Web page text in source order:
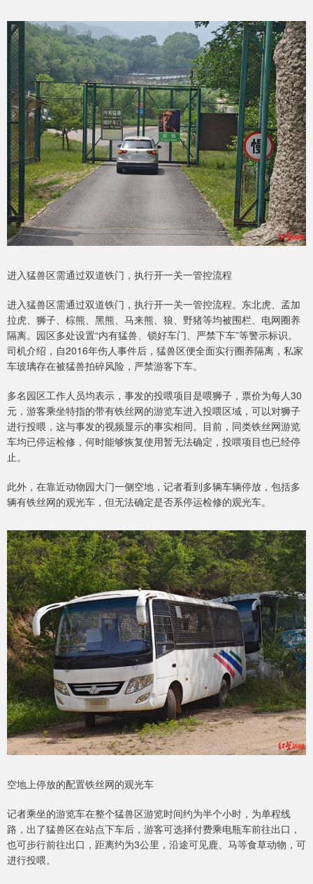
进入猛兽区需通过双道铁门，执行开一关一管控流程
进入猛兽区需通过双道铁门，执行开一关一管控流程。东北虎、孟加
拉虎、狮子、棕熊、黑熊、马来熊、狼、野猪等均被围栏、电网圈养
隔离。园区多处设置“内有猛兽、锁好车门、严禁下车”等警示标识。
司机介绍，自2016年伤人事件后，猛兽区便全面实行圈养隔离，私家
车玻璃存在被猛兽拍碎风险，严禁游客下车。
多名园区工作人员均表示，事发的投喂项目是喂狮子，票价为每人30
元，游客乘坐特指的带有铁丝网的游览车进入投喂区域，可以对狮子
进行投喂，这与事发的视频显示的事实相同。目前，同类铁丝网游览
车均已停运检修，何时能够恢复使用暂无法确定，投喂项目也已经停
止。
此外，在靠近动物园大门一侧空地，记者看到多辆车辆停放，包括多
辆有铁丝网的观光车，但无法确定是否系停运检修的观光车。
空地上停放的配置铁丝网的观光车
记者乘坐的游览车在整个猛兽区游览时间约为半个小时，为单程线
路，出了猛兽区在站点下车后，游客可选择付费乘电瓶车前往出口，
也可步行前往出口，距离约为3公里，沿途可见鹿、马等食草动物，可
进行投喂。